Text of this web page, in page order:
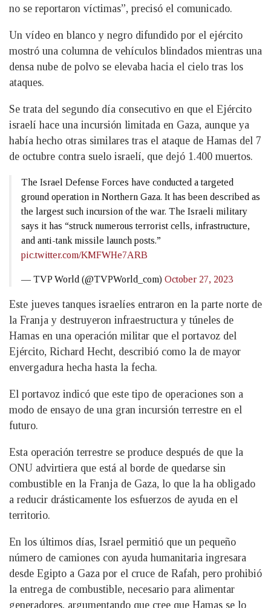
no se reportaron víctimas”, precisó el comunicado.
Un vídeo en blanco y negro difundido por el ejército
mostró una columna de vehículos blindados mientras una
densa nube de polvo se elevaba hacia el cielo tras los
ataques.
Se trata del segundo día consecutivo en que el Ejército
israelí hace una incursión limitada en Gaza, aunque ya
había hecho otras similares tras el ataque de Hamas del 7
de octubre contra suelo israelí, que dejó 1.400 muertos.
The Israel Defense Forces have conducted a targeted
ground operation in Northern Gaza. It has been described as
the largest such incursion of the war. The Israeli military
says it has “struck numerous terrorist cells, infrastructure,
and anti-tank missile launch posts.”
pic.twitter.com/KMFWHe7ARB
— TVP World (@TVPWorld_com) October 27, 2023
Este jueves tanques israelíes entraron en la parte norte de
la Franja y destruyeron infraestructura y túneles de
Hamas en una operación militar que el portavoz del
Ejército, Richard Hecht, describió como la de mayor
envergadura hecha hasta la fecha.
El portavoz indicó que este tipo de operaciones son a
modo de ensayo de una gran incursión terrestre en el
futuro.
Esta operación terrestre se produce después de que la
ONU advirtiera que está al borde de quedarse sin
combustible en la Franja de Gaza, lo que la ha obligado
a reducir drásticamente los esfuerzos de ayuda en el
territorio.
En los últimos días, Israel permitió que un pequeño
número de camiones con ayuda humanitaria ingresara
desde Egipto a Gaza por el cruce de Rafah, pero prohibió
la entrega de combustible, necesario para alimentar
generadores, argumentando que cree que Hamas se lo